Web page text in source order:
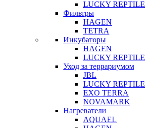
LUCKY REPTILE
Фильтры
HAGEN
TETRA
Инкубаторы
HAGEN
LUCKY REPTILE
Уход за террариумом
JBL
LUCKY REPTILE
EXO TERRA
NOVAMARK
Нагреватели
AQUAEL